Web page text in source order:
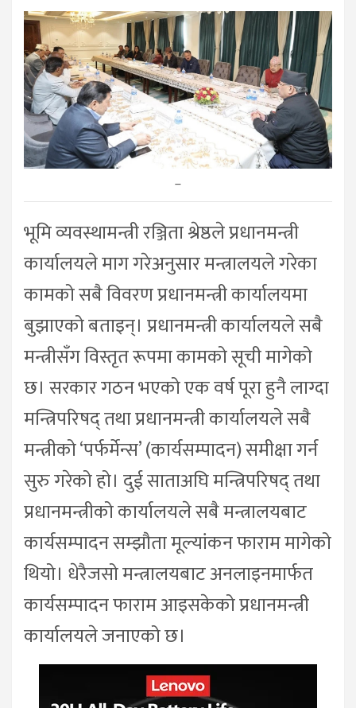
–
भूमि व्यवस्थामन्त्री रञ्जिता श्रेष्ठले प्रधानमन्त्री
कार्यालयले माग गरेअनुसार मन्त्रालयले गरेका
कामको सबै विवरण प्रधानमन्त्री कार्यालयमा
बुझाएको बताइन्। प्रधानमन्त्री कार्यालयले सबै
मन्त्रीसँग विस्तृत रूपमा कामको सूची मागेको
छ। सरकार गठन भएको एक वर्ष पूरा हुनै लाग्दा
मन्त्रिपरिषद् तथा प्रधानमन्त्री कार्यालयले सबै
मन्त्रीको ‘पर्फर्मेन्स’ (कार्यसम्पादन) समीक्षा गर्न
सुरु गरेको हो। दुई साताअघि मन्त्रिपरिषद् तथा
प्रधानमन्त्रीको कार्यालयले सबै मन्त्रालयबाट
कार्यसम्पादन सम्झौता मूल्यांकन फाराम मागेको
थियो। धेरैजसो मन्त्रालयबाट अनलाइनमार्फत
कार्यसम्पादन फाराम आइसकेको प्रधानमन्त्री
कार्यालयले जनाएको छ।